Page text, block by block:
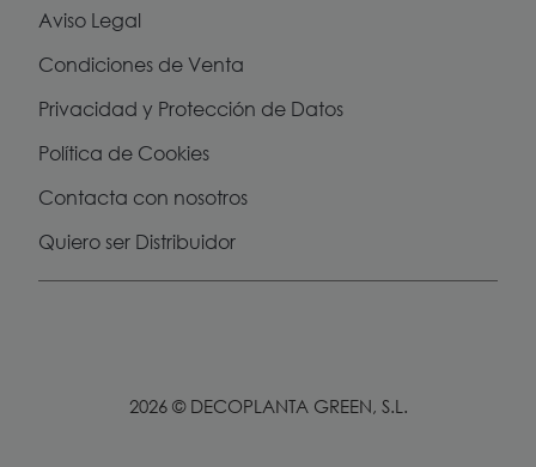
Aviso Legal
Condiciones de Venta
Privacidad y Protección de Datos
Política de Cookies
Contacta con nosotros
Quiero ser Distribuidor
2026 © DECOPLANTA GREEN, S.L.